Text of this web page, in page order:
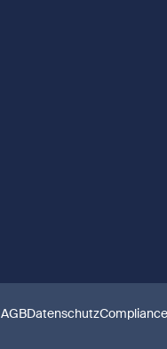
AGBDatenschutzCompliance